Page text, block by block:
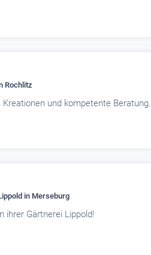
Rochlitz
und kompetente Beratung.
in Merseburg
ihrer Gärtnerei Lippold!